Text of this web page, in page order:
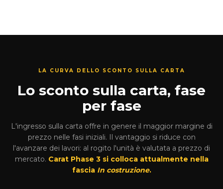
LA CURVA DELLO SCONTO SULLA CARTA
Lo sconto sulla carta, fase
per fase
L'ingresso sulla carta offre in genere il maggior margine di
prezzo nelle fasi iniziali. Il vantaggio si riduce con
l'avanzare dei lavori: al rogito l'unità è valutata a prezzo di
mercato. Carat Phase 3 si colloca attualmente nella
fascia In costruzione.